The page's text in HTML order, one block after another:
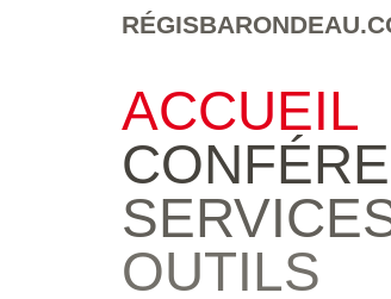
ACCUEIL
OUTILS